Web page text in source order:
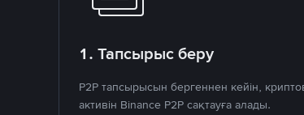
1. Тапсырыс беру
P2P тапсырысын бергеннен кейін,
активін Binance P2P сақтауға алады.